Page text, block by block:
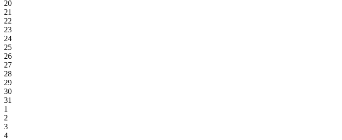
20
21
22
23
24
25
26
27
28
29
30
31
1
2
3
4